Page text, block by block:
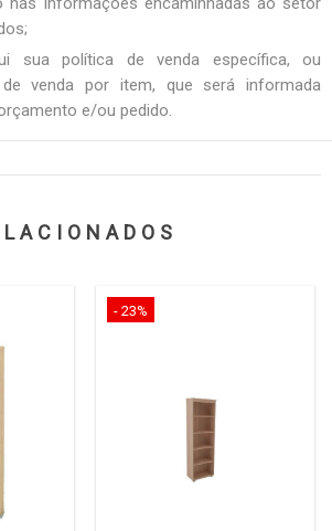
sua política de venda específica, ou
de venda por item, que será informada
e/ou pedido.
- 23%